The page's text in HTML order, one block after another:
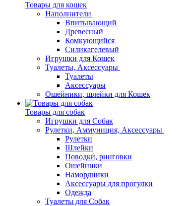
Товары для кошек
Наполнители
Впитывающий
Древесный
Комкующийся
Силикагелевый
Игрушки для Кошек
Туалеты, Аксессуары
Туалеты
Аксессуары
Ошейники, шлейки для Кошек
Товары для собак
Игрушки для Собак
Рулетки, Аммуниция, Аксессуары
Рулетки
Шлейки
Поводки, ринговки
Ошейники
Намордники
Аксессуары для прогулки
Одежда
Туалеты для Собак